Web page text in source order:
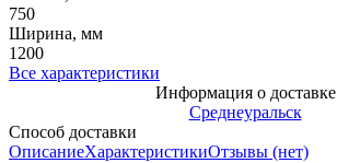
750
Ширина, мм
1200
Все характеристики
Информация о доставке
Среднеуральск
Способ доставки
ОписаниеХарактеристикиОтзывы (нет)